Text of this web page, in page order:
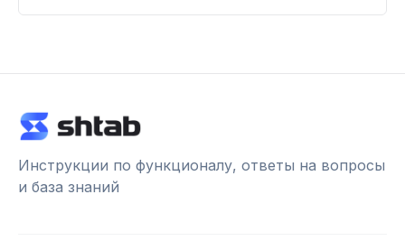
Инструкции по функционалу, ответы на вопросы
и база знаний